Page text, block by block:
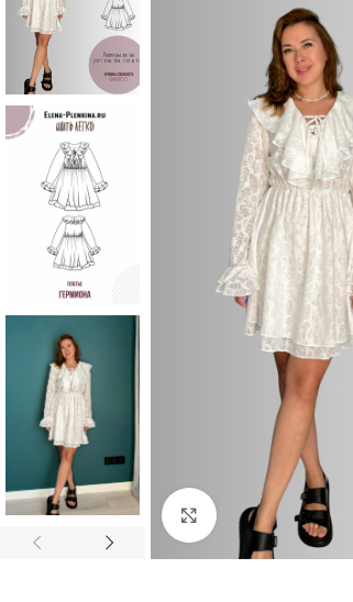
Увеличить